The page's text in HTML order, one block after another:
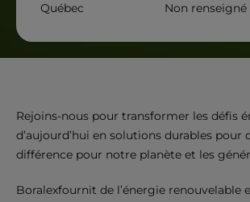
Québec
Non renseigné
Rejoins-nous pour transformer les défis
d’aujourd’hui en solutions durables pour
différence pour notre planète et les
Boralexfournit de l’énergie renouvelable